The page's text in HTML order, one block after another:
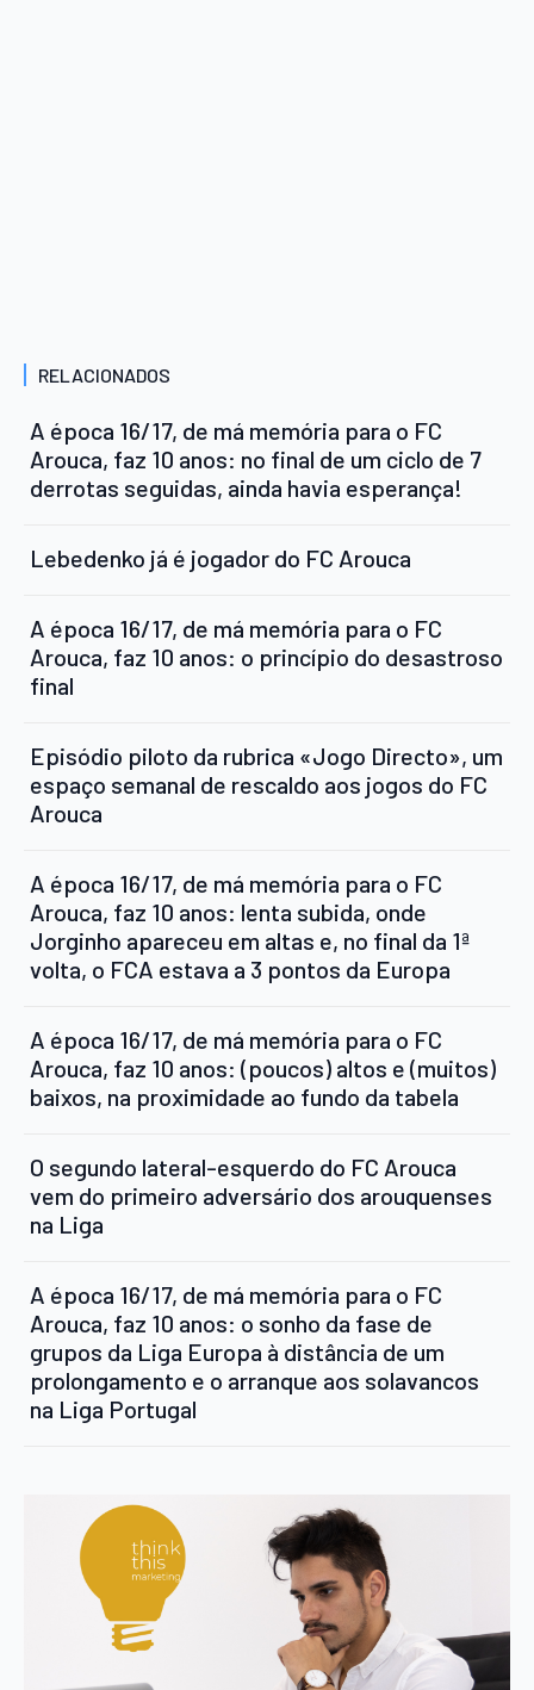
RELACIONADOS
A época 16/17, de má memória para o FC
Arouca, faz 10 anos: no final de um ciclo de 7
derrotas seguidas, ainda havia esperança!
Lebedenko já é jogador do FC Arouca
A época 16/17, de má memória para o FC
Arouca, faz 10 anos: o princípio do desastroso
final
Episódio piloto da rubrica «Jogo Directo», um
espaço semanal de rescaldo aos jogos do FC
Arouca
A época 16/17, de má memória para o FC
Arouca, faz 10 anos: lenta subida, onde
Jorginho apareceu em altas e, no final da 1ª
volta, o FCA estava a 3 pontos da Europa
A época 16/17, de má memória para o FC
Arouca, faz 10 anos: (poucos) altos e (muitos)
baixos, na proximidade ao fundo da tabela
O segundo lateral-esquerdo do FC Arouca
vem do primeiro adversário dos arouquenses
na Liga
A época 16/17, de má memória para o FC
Arouca, faz 10 anos: o sonho da fase de
grupos da Liga Europa à distância de um
prolongamento e o arranque aos solavancos
na Liga Portugal